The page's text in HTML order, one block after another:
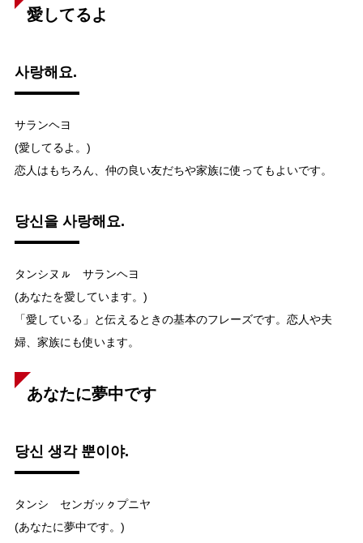
愛してるよ
사랑해요.
サランヘヨ
(愛してるよ。)
恋人はもちろん、仲の良い友だちや家族に使ってもよいです。
당신을 사랑해요.
タンシヌㇽ サランヘヨ
(あなたを愛しています。)
「愛している」と伝えるときの基本のフレーズです。恋人や夫
婦、家族にも使います。
あなたに夢中です
당신 생각 뿐이야.
タンシ センガッㇰプニヤ
(あなたに夢中です。)